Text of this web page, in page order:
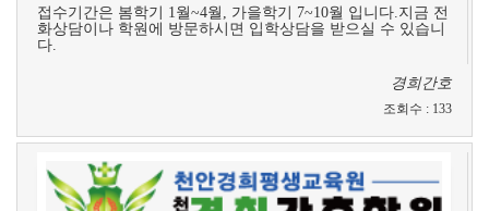
접수기간은 봄학기 1월~4월, 가을학기 7~10월 입니다.지금 전
화상담이나 학원에 방문하시면 입학상담을 받으실 수 있습니
다.
경희간호
조회수 : 133